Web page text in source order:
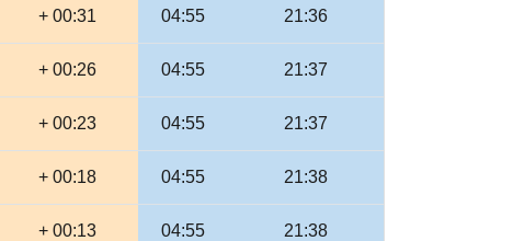
+ 00:31 04:55 21:36
+ 00:26 04:55 21:37
+ 00:23 04:55 21:37
+ 00:18 04:55 21:38
+ 00:13 04:55 21:38